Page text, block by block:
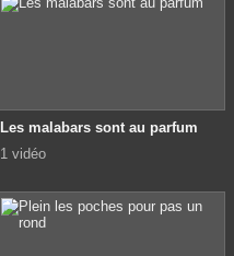
Les malabars sont au parfum
1 vidéo